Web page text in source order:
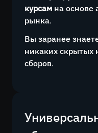
курсам на основе
рынка.
Вы заранее
никаких
сборов.